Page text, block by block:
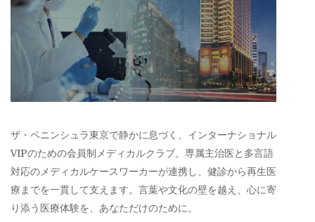
ザ・ペニンシュラ東京で静かに息づく、インターナショナル
VIPのための会員制メディカルクラブ。専属主治医と多言語
対応のメディカルケースワーカーが連携し、健診から再生医
療までを一貫して支えます。言葉や文化の壁を越え、心に寄
り添う医療体験を、あなただけのために。